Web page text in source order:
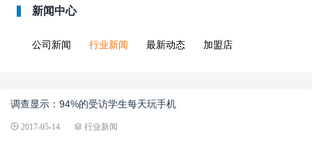
新闻中心
公司新闻 行业新闻 最新动态 加盟店
调查显示：94%的受访学生每天玩手机
2017-05-14 行业新闻